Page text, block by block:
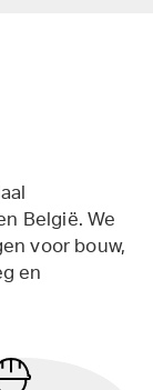
België. We
voor bouw,
en